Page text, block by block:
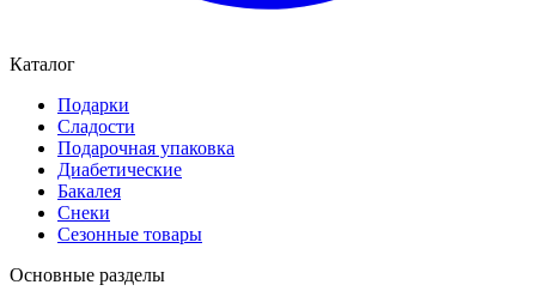
Каталог
Подарки
Сладости
Подарочная упаковка
Диабетические
Бакалея
Снеки
Сезонные товары
Основные разделы